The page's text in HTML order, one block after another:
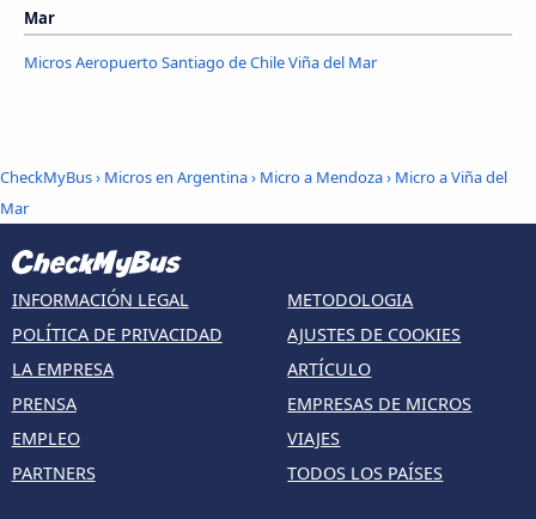
Mar
Micros Aeropuerto Santiago de Chile Viña del Mar
CheckMyBus› Micros en Argentina› Micro a Mendoza› Micro a Viña del
Mar
INFORMACIÓN LEGAL
POLÍTICA DE PRIVACIDAD
LA EMPRESA
PRENSA
EMPLEO
PARTNERS
METODOLOGIA
AJUSTES DE COOKIES
ARTÍCULO
EMPRESAS DE MICROS
VIAJES
TODOS LOS PAÍSES